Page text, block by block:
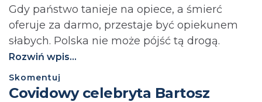
Gdy państwo tanieje na opiece, a śmierć
oferuje za darmo, przestaje być opiekunem
słabych. Polska nie może pójść tą drogą.⁩
Rozwiń wpis...
Skomentuj
Covidowy celebryta Bartosz